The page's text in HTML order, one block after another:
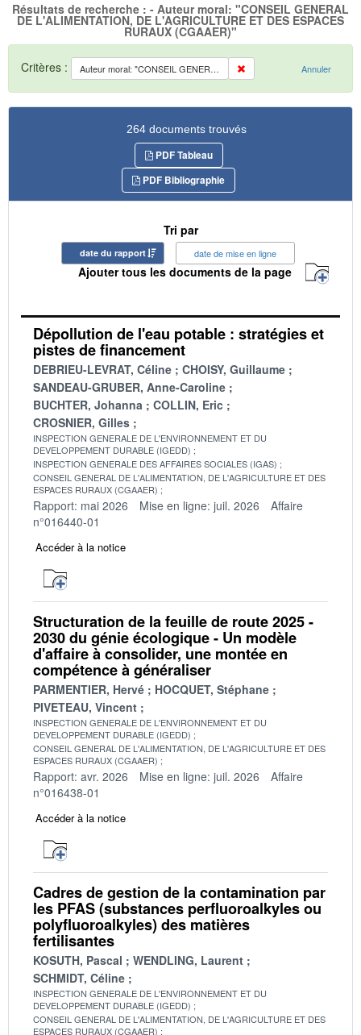
Résultats de recherche : - Auteur moral: "CONSEIL GENERAL
DE L'ALIMENTATION, DE L'AGRICULTURE ET DES ESPACES
RURAUX (CGAAER)"
Critères : Auteur moral: "CONSEIL GENERAL DE L'ALIMENTATION, DE L'AGRICULTURE ET DES ESPACES RURAUX (CGAAER)" Annuler
264 documents trouvés
PDF Tableau
PDF Bibliographie
Tri par
date du rapport date de mise en ligne
Ajouter tous les documents de la page
Dépollution de l'eau potable : stratégies et
pistes de financement
DEBRIEU-LEVRAT, Céline
CHOISY, Guillaume
SANDEAU-GRUBER, Anne-Caroline
BUCHTER, Johanna
COLLIN, Eric
CROSNIER, Gilles
INSPECTION GENERALE DE L'ENVIRONNEMENT ET DU
DEVELOPPEMENT DURABLE (IGEDD)
INSPECTION GENERALE DES AFFAIRES SOCIALES (IGAS)
CONSEIL GENERAL DE L'ALIMENTATION, DE L'AGRICULTURE ET DES
ESPACES RURAUX (CGAAER)
Rapport: mai 2026 Mise en ligne: juil. 2026
Affaire
n°016440-01
Accéder à la notice
Structuration de la feuille de route 2025 -
2030 du génie écologique - Un modèle
d'affaire à consolider, une montée en
compétence à généraliser
PARMENTIER, Hervé
HOCQUET, Stéphane
PIVETEAU, Vincent
INSPECTION GENERALE DE L'ENVIRONNEMENT ET DU
DEVELOPPEMENT DURABLE (IGEDD)
CONSEIL GENERAL DE L'ALIMENTATION, DE L'AGRICULTURE ET DES
ESPACES RURAUX (CGAAER)
Rapport: avr. 2026 Mise en ligne: juil. 2026
Affaire
n°016438-01
Accéder à la notice
Cadres de gestion de la contamination par
les PFAS (substances perfluoroalkyles ou
polyfluoroalkyles) des matières
fertilisantes
KOSUTH, Pascal
WENDLING, Laurent
SCHMIDT, Céline
INSPECTION GENERALE DE L'ENVIRONNEMENT ET DU
DEVELOPPEMENT DURABLE (IGEDD)
CONSEIL GENERAL DE L'ALIMENTATION, DE L'AGRICULTURE ET DES
ESPACES RURAUX (CGAAER)